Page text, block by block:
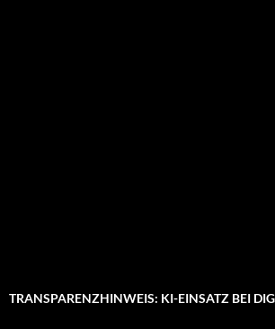
TRANSPARENZHINWEIS: KI-EINSATZ BEI